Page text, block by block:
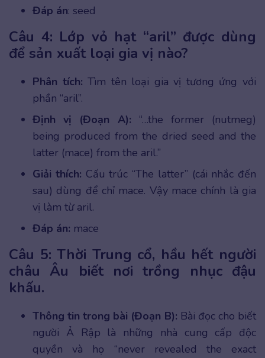
Đáp án: seed
Câu 4: Lớp vỏ hạt “aril” được dùng
để sản xuất loại gia vị nào?
Phân tích:Tìm tên loại gia vị tương ứng với
phần “aril”.
Định vị (Đoạn A): “…the former (nutmeg)
being produced from the dried seed and the
latter (mace) from the aril.”
Giải thích: Cấu trúc “The latter” (cái nhắc đến
sau) dùng để chỉ mace. Vậy mace chính là gia
vị làm từ aril.
Đáp án: mace
Câu 5: Thời Trung cổ, hầu hết người
châu Âu biết nơi trồng nhục đậu
khấu.
Thông tin trong bài (Đoạn B): Bài đọc cho biết
người Ả Rập là những nhà cung cấp độc
quyền và họ “never revealed the exact